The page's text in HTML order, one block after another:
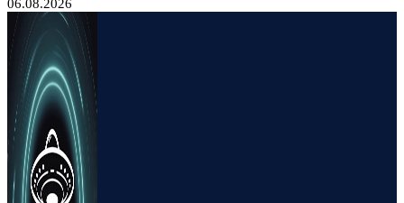
06.08.2026